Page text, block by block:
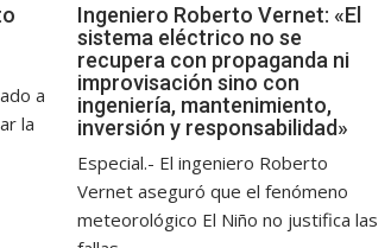
a
la
Ingeniero Roberto Vernet: «El
sistema eléctrico no se
recupera con propaganda ni
improvisación sino con
ingeniería, mantenimiento,
inversión y responsabilidad»
Especial.- El ingeniero Roberto
Vernet aseguró que el fenómeno
meteorológico El Niño no justifica las